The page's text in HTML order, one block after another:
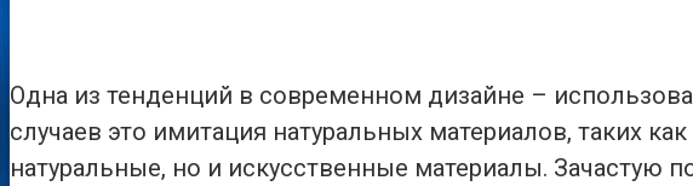
Одна из тенденций в современном дизайне –
случаев это имитация натуральных материалов, таких
натуральные, но и искусственные материалы. Зачастую